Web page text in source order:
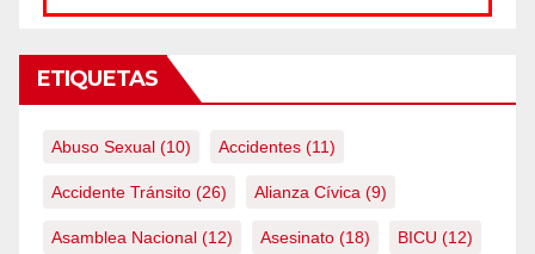
ETIQUETAS
Abuso Sexual (10) Accidentes (11)
Accidente Tránsito (26) Alianza Cívica (9)
Asamblea Nacional (12) Asesinato (18) BICU (12)